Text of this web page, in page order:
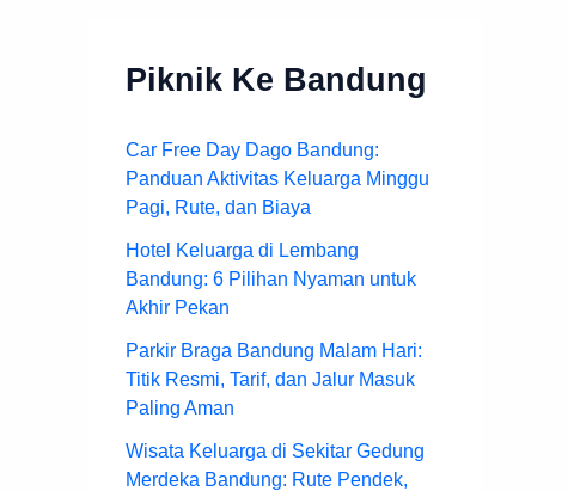
Piknik Ke Bandung
Car Free Day Dago Bandung:
Panduan Aktivitas Keluarga Minggu
Pagi, Rute, dan Biaya
Hotel Keluarga di Lembang
Bandung: 6 Pilihan Nyaman untuk
Akhir Pekan
Parkir Braga Bandung Malam Hari:
Titik Resmi, Tarif, dan Jalur Masuk
Paling Aman
Wisata Keluarga di Sekitar Gedung
Merdeka Bandung: Rute Pendek,